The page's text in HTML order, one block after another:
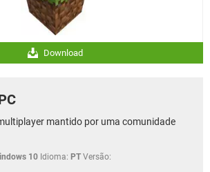
Download
mantido por uma comunidade
10 Idioma: PT Versão: